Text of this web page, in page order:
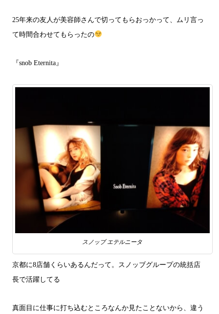
25年来の友人が美容師さんで切ってもらおっかって、ムリ言っ
て時間合わせてもらったの
『snob Eternita』
スノッブ エテルニータ
京都に8店舗くらいあるんだって。スノッブグループの統括店
長で活躍してる
真面目に仕事に打ち込むところなんか見たことないから、違う